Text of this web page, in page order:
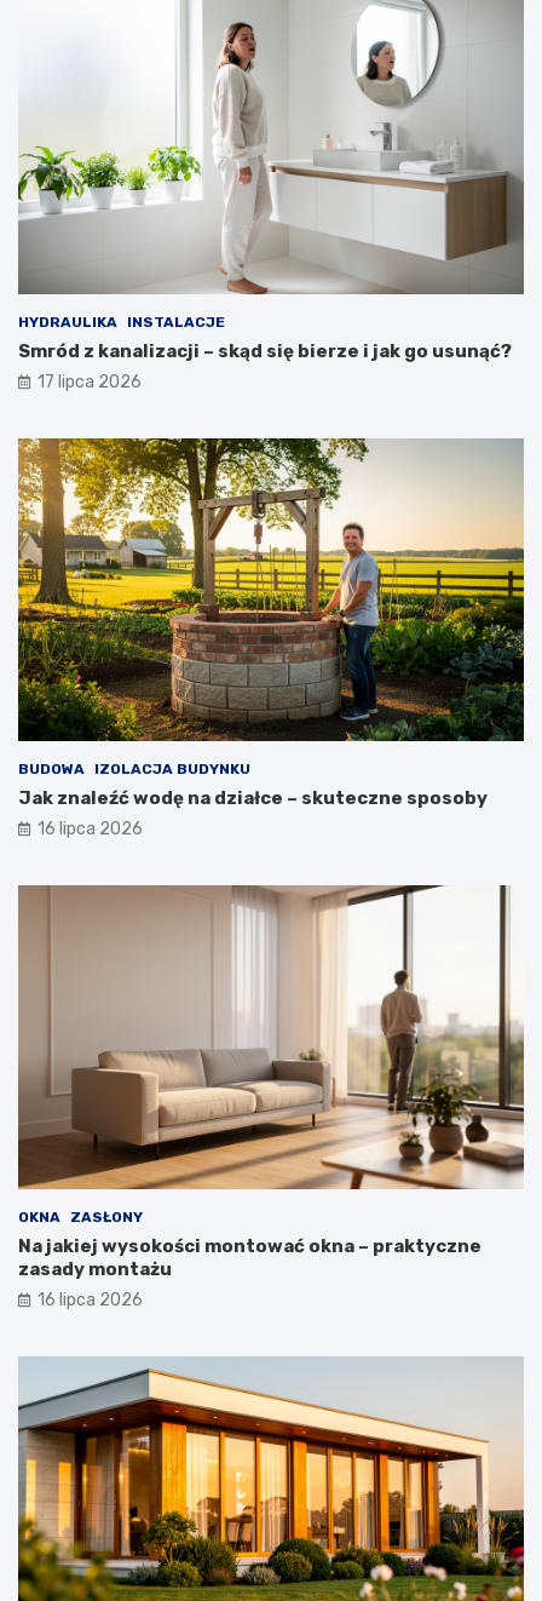
HYDRAULIKA INSTALACJE
Smród z kanalizacji – skąd się bierze i jak go usunąć?
17 lipca 2026
BUDOWA IZOLACJA BUDYNKU
Jak znaleźć wodę na działce – skuteczne sposoby
16 lipca 2026
OKNA ZASŁONY
Na jakiej wysokości montować okna – praktyczne
zasady montażu
16 lipca 2026